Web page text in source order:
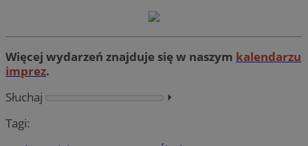
Więcej wydarzeń znajduje się w naszym kalendarzu
imprez.
Słuchaj
⏵︎
Tagi: